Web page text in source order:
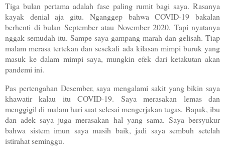
Tiga bulan pertama adalah fase paling rumit bagi saya. Rasanya
kayak denial aja gitu. Nganggep bahwa COVID-19 bakalan
berhenti di bulan September atau November 2020. Tapi nyatanya
nggak semudah itu. Sampe saya gampang marah dan gelisah. Tiap
malam merasa tertekan dan sesekali ada kilasan mimpi buruk yang
masuk ke dalam mimpi saya, mungkin efek dari ketakutan akan
pandemi ini.
Pas pertengahan Desember, saya mengalami sakit yang bikin saya
khawatir kalau itu COVID-19. Saya merasakan lemas dan
menggigil di malam hari saat selesai mengerjakan tugas. Bapak, ibu
dan adek saya juga merasakan hal yang sama. Saya bersyukur
bahwa sistem imun saya masih baik, jadi saya sembuh setelah
istirahat seminggu.